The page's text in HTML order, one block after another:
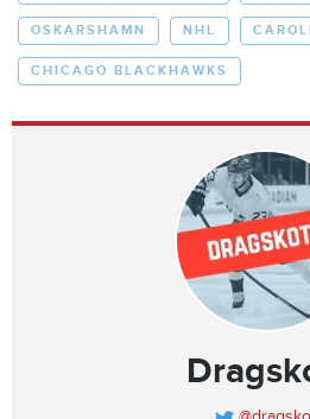
OSKARSHAMN NHL
CHICAGO BLACKHAWKS